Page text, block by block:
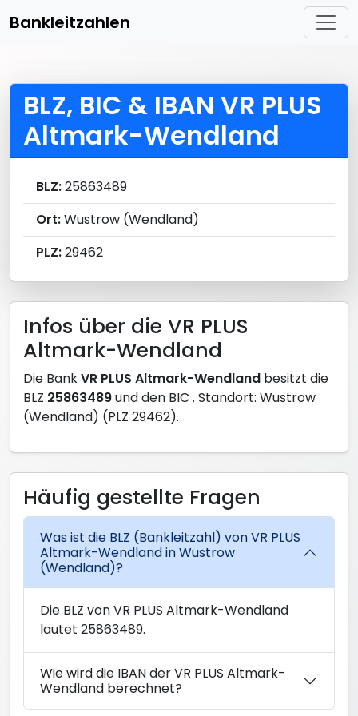
Bankleitzahlen
BLZ, BIC & IBAN VR PLUS
Altmark-Wendland
BLZ:25863489
Ort:Wustrow (Wendland)
PLZ:29462
Infos über die VR PLUS
Altmark-Wendland
Die BankVR PLUS Altmark-Wendland besitzt die
BLZ 25863489und den BIC . Standort: Wustrow
(Wendland) (PLZ 29462).
Häufig gestellte Fragen
Was ist die BLZ (Bankleitzahl) von VR PLUS
Altmark-Wendland in Wustrow
(Wendland)?
Die BLZ von VR PLUS Altmark-Wendland
lautet 25863489.
Wie wird die IBAN der VR PLUS Altmark-
Wendland berechnet?